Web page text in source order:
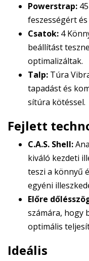
Powerstrap:
feszességért
Csatok: 4
beállítást
optimalizáltak.
Talp: Túra
tapadást és
sítúra kötéssel.
Fejlett
C.A.S. Shell:
kiváló kezdeti
teszi a könnyű
egyéni
Előre
számára, hogy
optimális
Ideális